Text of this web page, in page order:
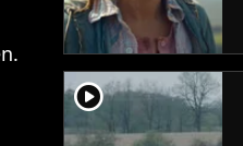
player2